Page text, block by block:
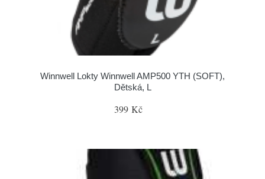
Winnwell Lokty Winnwell AMP500 YTH (SOFT),
Dětská, L
399 Kč